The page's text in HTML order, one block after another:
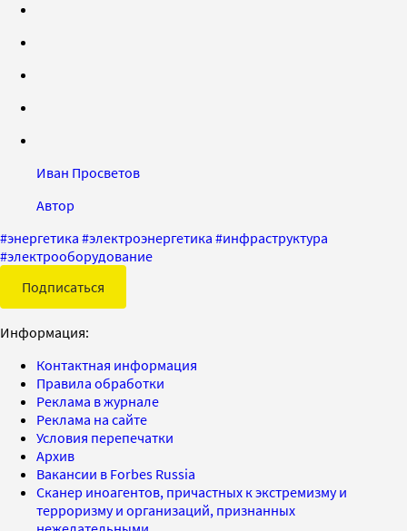
Иван Просветов
Автор
#энергетика #электроэнергетика #инфраструктура
#электрооборудование
Подписаться
Информация:
Контактная информация
Правила обработки
Реклама в журнале
Реклама на сайте
Условия перепечатки
Архив
Вакансии в Forbes Russia
Сканер иноагентов, причастных к экстремизму и
терроризму и организаций, признанных